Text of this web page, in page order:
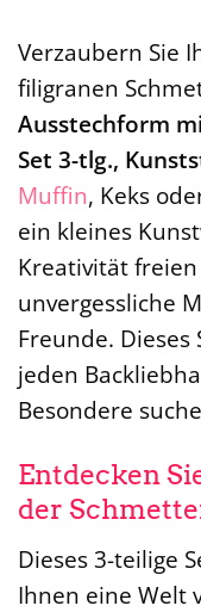
Verzaubern Sie
filigranen
Ausstechform
Set 3-tlg.,
Muffin, Keks
ein kleines
Kreativität
unvergessliche
Freunde.
jeden
Besondere
Entdecken
der
Dieses 3-teilige
Ihnen eine Welt